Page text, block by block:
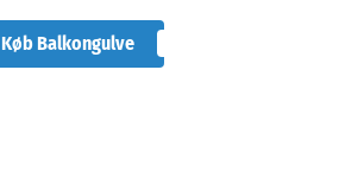
Køb Balkongulve